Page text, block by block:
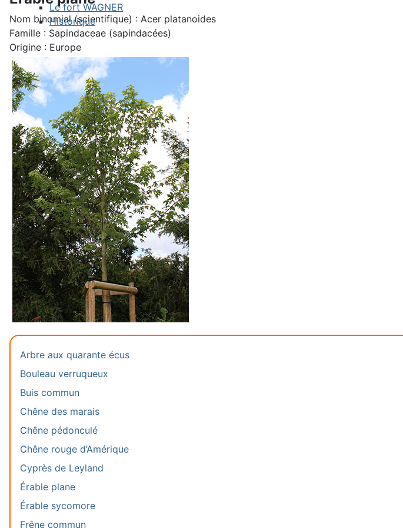
Le fort WAGNER
Historique
Nom binomial (scientifique) : Acer platanoides
Famille : Sapindaceae (sapindacées)
Origine : Europe
Arbre aux quarante écus
Bouleau verruqueux
Buis commun
Chêne des marais
Chêne pédonculé
Chêne rouge d’Amérique
Cyprès de Leyland
Érable plane
Érable sycomore
Frêne commun